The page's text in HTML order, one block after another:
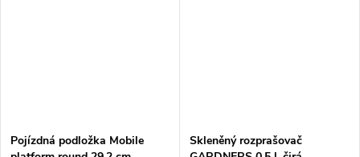
Pojízdná podložka Mobile
Skleněný rozprašovač